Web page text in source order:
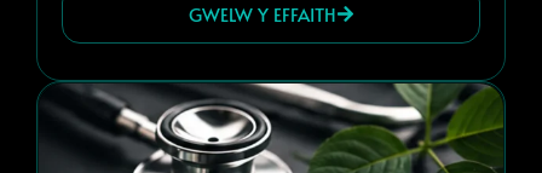
GWELW Y EFFAITH